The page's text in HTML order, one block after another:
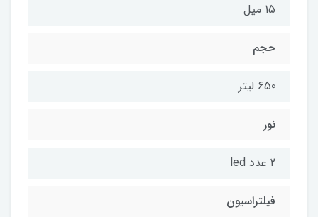
15 میل
حجم
650 لیتر
نور
2 عدد led
فیلتراسیون